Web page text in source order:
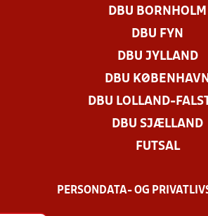
DBU BORNHOLM
DBU FYN
DBU JYLLAND
DBU KØBENHAVN
DBU LOLLAND-
DBU SJÆLLAND
FUTSAL
PERSONDATA- OG